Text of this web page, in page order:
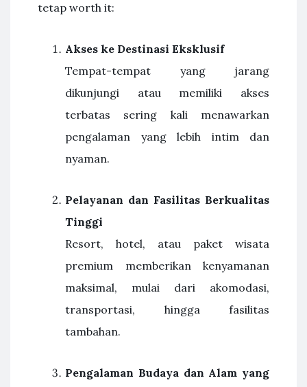
tetap worth it:
Akses ke Destinasi Eksklusif
Tempat-tempat yang jarang
dikunjungi atau memiliki akses
terbatas sering kali menawarkan
pengalaman yang lebih intim dan
nyaman.
Pelayanan dan Fasilitas Berkualitas
Tinggi
Resort, hotel, atau paket wisata
premium memberikan kenyamanan
maksimal, mulai dari akomodasi,
transportasi, hingga fasilitas
tambahan.
Pengalaman Budaya dan Alam yang